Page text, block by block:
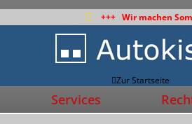
+++ Wir machen
Zur Startseite
Services